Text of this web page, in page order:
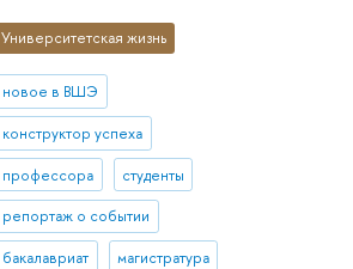
Университетская жизнь
новое в ВШЭ
конструктор успеха
профессора студенты
репортаж о событии
бакалавриат магистратура